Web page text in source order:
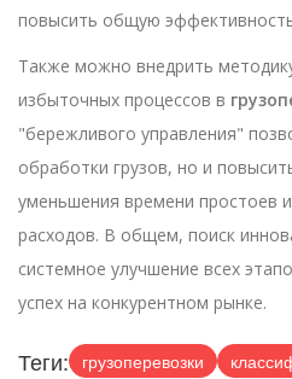
повысить общую
Также можно внедрить
избыточных процессов в
"бережливого управления"
обработки грузов, но и
уменьшения времени простоев
расходов. В общем, поиск
системное улучшение всех
успех на конкурентном рынке.
Теги: грузоперевозки